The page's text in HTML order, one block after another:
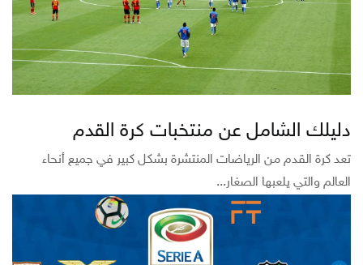
دليلك الشامل عن منتخبات كرة القدم
تعد كرة القدم من الرياضات المنتشرة بشكل كبير في جميع أنحاء
العالم والتي يلعبها الصغار...